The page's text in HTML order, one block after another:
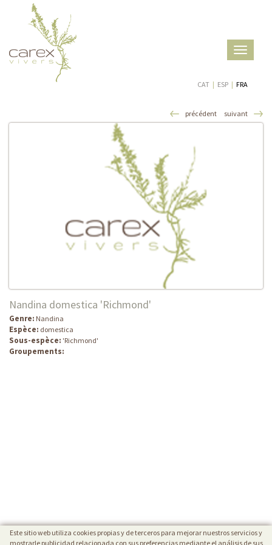
Toggle
CAT | ESP | FRA
précédent suivant
Nandina domestica 'Richmond'
Genre: Nandina
Espèce: domestica
Sous-espèce: 'Richmond'
Groupements:
Este sitio web utiliza cookies propias y de terceros para mejorar nuestros servicios y
mostrarle publicidad relacionada con sus preferencias mediante el análisis de sus